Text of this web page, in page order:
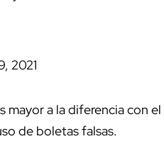
2021
a la diferencia con el
de boletas falsas.